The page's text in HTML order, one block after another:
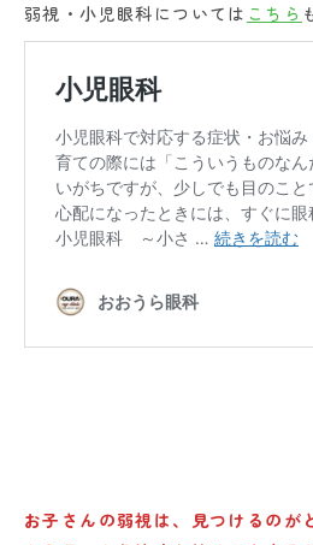
弱視・小児眼科については こちら
お子さんの弱視は、見つけるのが